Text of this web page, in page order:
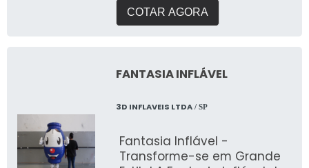
COTAR AGORA
FANTASIA INFLÁVEL
3D INFLAVEIS LTDA/ SP
Fantasia Inflável -
Transforme-se em Grande